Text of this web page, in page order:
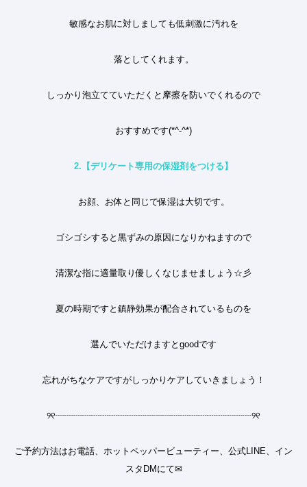
敏感なお肌に対しましても低刺激に汚れを
落としてくれます。
しっかり泡立てていただくと摩擦を防いでくれるので
おすすめです(*^-^*)
2. 【デリケート専用の保湿剤をつける】
お顔、お体と同じで保湿は大切です。
ゴシゴシすると黒ずみの原因になりかねますので
清潔な指に適量取り優しくなじませましょう ☆ 彡
夏の時期ですと鎮静効果が配合されているものを
選んでいただけますと goodです
忘れがちなケアですがしっかりケアしていきましょう ！
୨୧┈┈┈┈┈┈┈┈┈┈┈┈┈┈┈┈┈┈┈┈┈┈୨୧
ご予約方法はお電話、ホットペッパービューティー、公式LINE、イン
スタDMにて✉︎